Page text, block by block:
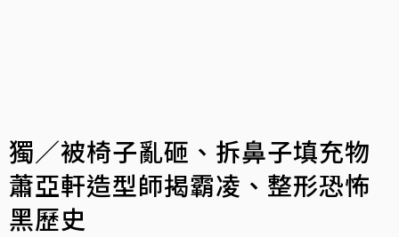
獨／被椅子亂砸、拆鼻子填充物
蕭亞軒造型師揭霸凌、整形恐怖
黑歷史